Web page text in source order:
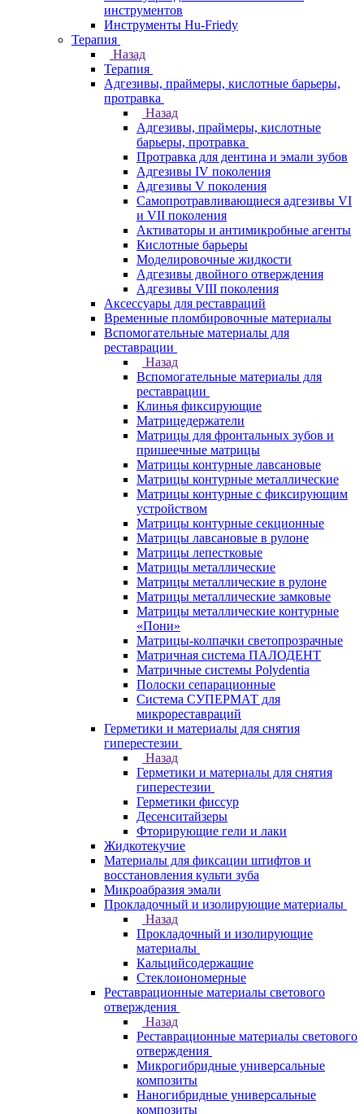
инструментов
Инструменты Hu-Friedy
Терапия
Назад
Терапия
Адгезивы, праймеры, кислотные барьеры,
протравка
Назад
Адгезивы, праймеры, кислотные
барьеры, протравка
Протравка для дентина и эмали зубов
Адгезивы IV поколения
Адгезивы V поколения
Самопротравливающиеся адгезивы VI
и VII поколения
Активаторы и антимикробные агенты
Кислотные барьеры
Моделировочные жидкости
Адгезивы двойного отверждения
Адгезивы VIII поколения
Аксессуары для реставраций
Временные пломбировочные материалы
Вспомогательные материалы для
реставрации
Назад
Вспомогательные материалы для
реставрации
Клинья фиксирующие
Матрицедержатели
Матрицы для фронтальных зубов и
пришеечные матрицы
Матрицы контурные лавсановые
Матрицы контурные металлические
Матрицы контурные с фиксирующим
устройством
Матрицы контурные секционные
Матрицы лавсановые в рулоне
Матрицы лепестковые
Матрицы металлические
Матрицы металлические в рулоне
Матрицы металлические замковые
Матрицы металлические контурные
«Пони»
Матрицы-колпачки светопрозрачные
Матричная система ПАЛОДЕНТ
Матричные системы Polydentia
Полоски сепарационные
Система СУПЕРМАТ для
микрореставраций
Герметики и материалы для снятия
гиперестезии
Назад
Герметики и материалы для снятия
гиперестезии
Герметики фиссур
Десенситайзеры
Фторирующие гели и лаки
Жидкотекучие
Материалы для фиксации штифтов и
восстановления культи зуба
Микроабразия эмали
Прокладочный и изолирующие материалы
Назад
Прокладочный и изолирующие
материалы
Кальцийсодержащие
Стеклоиономерные
Реставрационные материалы светового
отверждения
Назад
Реставрационные материалы светового
отверждения
Микрогибридные универсальные
композиты
Наногибридные универсальные
композиты